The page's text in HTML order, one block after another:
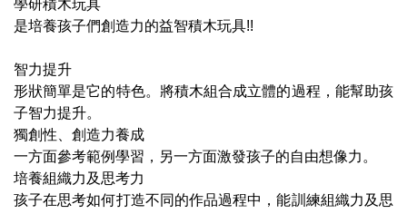
學研積木玩具
是培養孩子們創造力的益智積木玩具!!
智力提升
形狀簡單是它的特色。將積木組合成立體的過程，能幫助孩
子智力提升。
獨創性、創造力養成
一方面參考範例學習，另一方面激發孩子的自由想像力。
培養組織力及思考力
孩子在思考如何打造不同的作品過程中，能訓練組織力及思